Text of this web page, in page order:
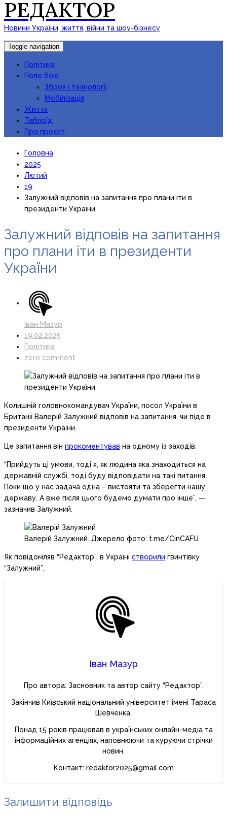
РЕДАКТОР
Новини України, життя, війни та шоу-бізнесу
Toggle navigation
Політика
Поле бою
Зброя і технології
Мобілізація
Життя
Таблоїд
Про проєкт
Головна
2025
Лютий
19
Залужний відповів на запитання про плани іти в
президенти України
Залужний відповів на запитання
про плани іти в президенти
України
Іван Мазур
19.02.2025
Політика
zero comment
Колишній головнокомандувач України, посол України в
Британії Валерій Залужний відповів на запитання, чи піде в
президенти України.
Це запитання він прокоментував на одному із заходів.
“Прийдуть ці умови, тоді я, як людина яка знаходиться на
державній службі, тоді буду відповідати на такі питання.
Поки що у нас задача одна – вистояти та зберегти нашу
державу. А вже після цього будемо думати про інше”, —
зазначив Залужний.
Валерій Залужний. Джерело фото: t.me/CinCAFU
Як повідомляв “Редактор”, в Україні створили гвинтівку
“Залужний”.
Іван Мазур
Про автора: Засновник та автор сайту “Редактор”.
Закінчив Київський національний університет імені Тараса
Шевченка.
Понад 15 років працював в українських онлайн-медіа та
інформаційних агенціях, наповнюючи та куруючи стрічки
новин.
Контакт: redaktor2025@gmail.com
Залишити відповідь